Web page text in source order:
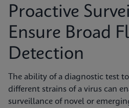
Proactive
Ensure Broad
Detection
The ability of a diagnostic test
different strains of a virus can
surveillance of novel or